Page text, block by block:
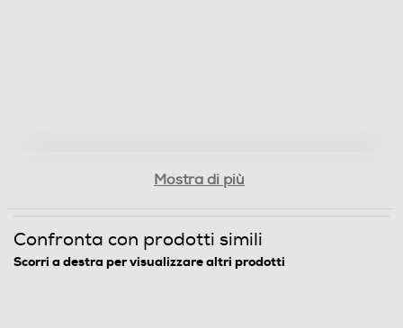
Mostra di più
Confronta con prodotti simili
Scorri a destra per visualizzare altri prodotti